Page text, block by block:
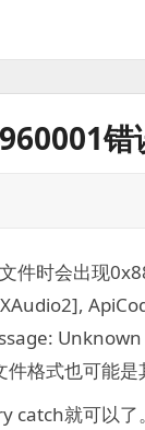
错
时会出现
Unknown
格式也可能是
catch就可以了